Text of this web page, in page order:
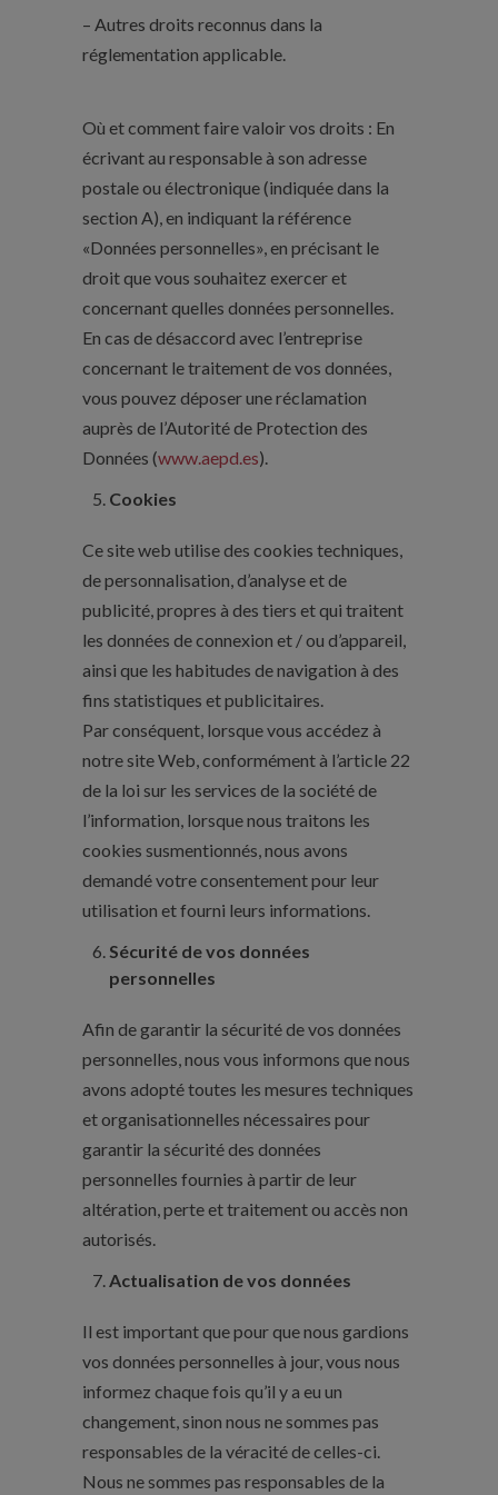
– Autres droits reconnus dans la
réglementation applicable.
Où et comment faire valoir vos droits : En
écrivant au responsable à son adresse
postale ou électronique (indiquée dans la
section A), en indiquant la référence
«Données personnelles», en précisant le
droit que vous souhaitez exercer et
concernant quelles données personnelles.
En cas de désaccord avec l’entreprise
concernant le traitement de vos données,
vous pouvez déposer une réclamation
auprès de l’Autorité de Protection des
Données (www.aepd.es).
Cookies
Ce site web utilise des cookies techniques,
de personnalisation, d’analyse et de
publicité, propres à des tiers et qui traitent
les données de connexion et / ou d’appareil,
ainsi que les habitudes de navigation à des
fins statistiques et publicitaires.
Par conséquent, lorsque vous accédez à
notre site Web, conformément à l’article 22
de la loi sur les services de la société de
l’information, lorsque nous traitons les
cookies susmentionnés, nous avons
demandé votre consentement pour leur
utilisation et fourni leurs informations.
Sécurité de vos données
personnelles
Afin de garantir la sécurité de vos données
personnelles, nous vous informons que nous
avons adopté toutes les mesures techniques
et organisationnelles nécessaires pour
garantir la sécurité des données
personnelles fournies à partir de leur
altération, perte et traitement ou accès non
autorisés.
Actualisation de vos données
Il est important que pour que nous gardions
vos données personnelles à jour, vous nous
informez chaque fois qu’il y a eu un
changement, sinon nous ne sommes pas
responsables de la véracité de celles-ci.
Nous ne sommes pas responsables de la